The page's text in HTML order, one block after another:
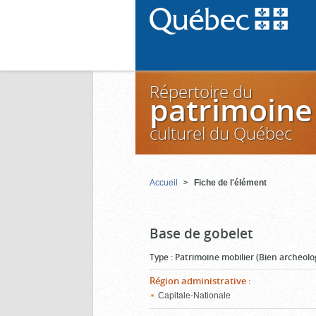
Répertoire du
patrimoine
culturel du Québec
Accueil Fiche de l'élément
Base de gobelet
Type : Patrimoine mobilier (Bien
Région administrative :
Capitale-Nationale